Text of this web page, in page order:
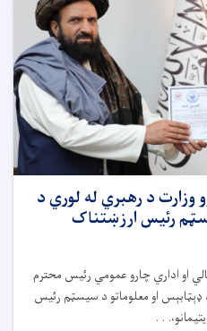
وزارت د رهبري له لوري د
رئیس ارزښتناک
او اداري چارو عمومي رئیس محترم
او معلوماتو د سیسټم رئیس
. .